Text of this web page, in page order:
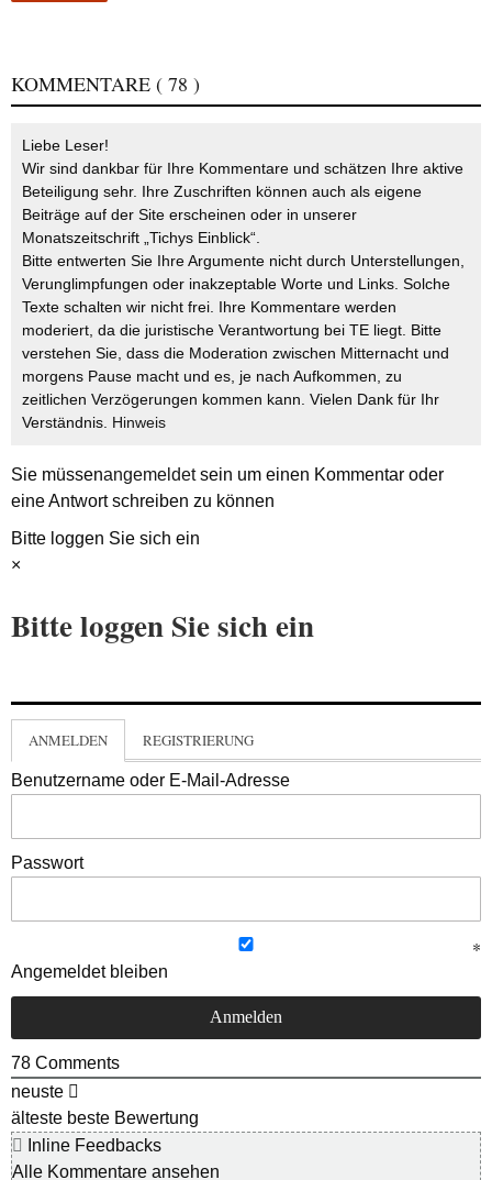
KOMMENTARE ( 78 )
Liebe Leser!
Wir sind dankbar für Ihre Kommentare und schätzen Ihre aktive
Beteiligung sehr. Ihre Zuschriften können auch als eigene
Beiträge auf der Site erscheinen oder in unserer
Monatszeitschrift „Tichys Einblick“.
Bitte entwerten Sie Ihre Argumente nicht durch Unterstellungen,
Verunglimpfungen oder inakzeptable Worte und Links. Solche
Texte schalten wir nicht frei. Ihre Kommentare werden
moderiert, da die juristische Verantwortung bei TE liegt. Bitte
verstehen Sie, dass die Moderation zwischen Mitternacht und
morgens Pause macht und es, je nach Aufkommen, zu
zeitlichen Verzögerungen kommen kann. Vielen Dank für Ihr
Verständnis. Hinweis
Sie müssenangemeldetsein um einen Kommentar oder
eine Antwort schreiben zu können
Bitte loggen Sie sich ein
×
Bitte loggen Sie sich ein
ANMELDEN REGISTRIERUNG
Benutzername oder E-Mail-Adresse
Passwort
Angemeldet bleiben
78 Comments
neuste
älteste beste Bewertung
Inline Feedbacks
Alle Kommentare ansehen